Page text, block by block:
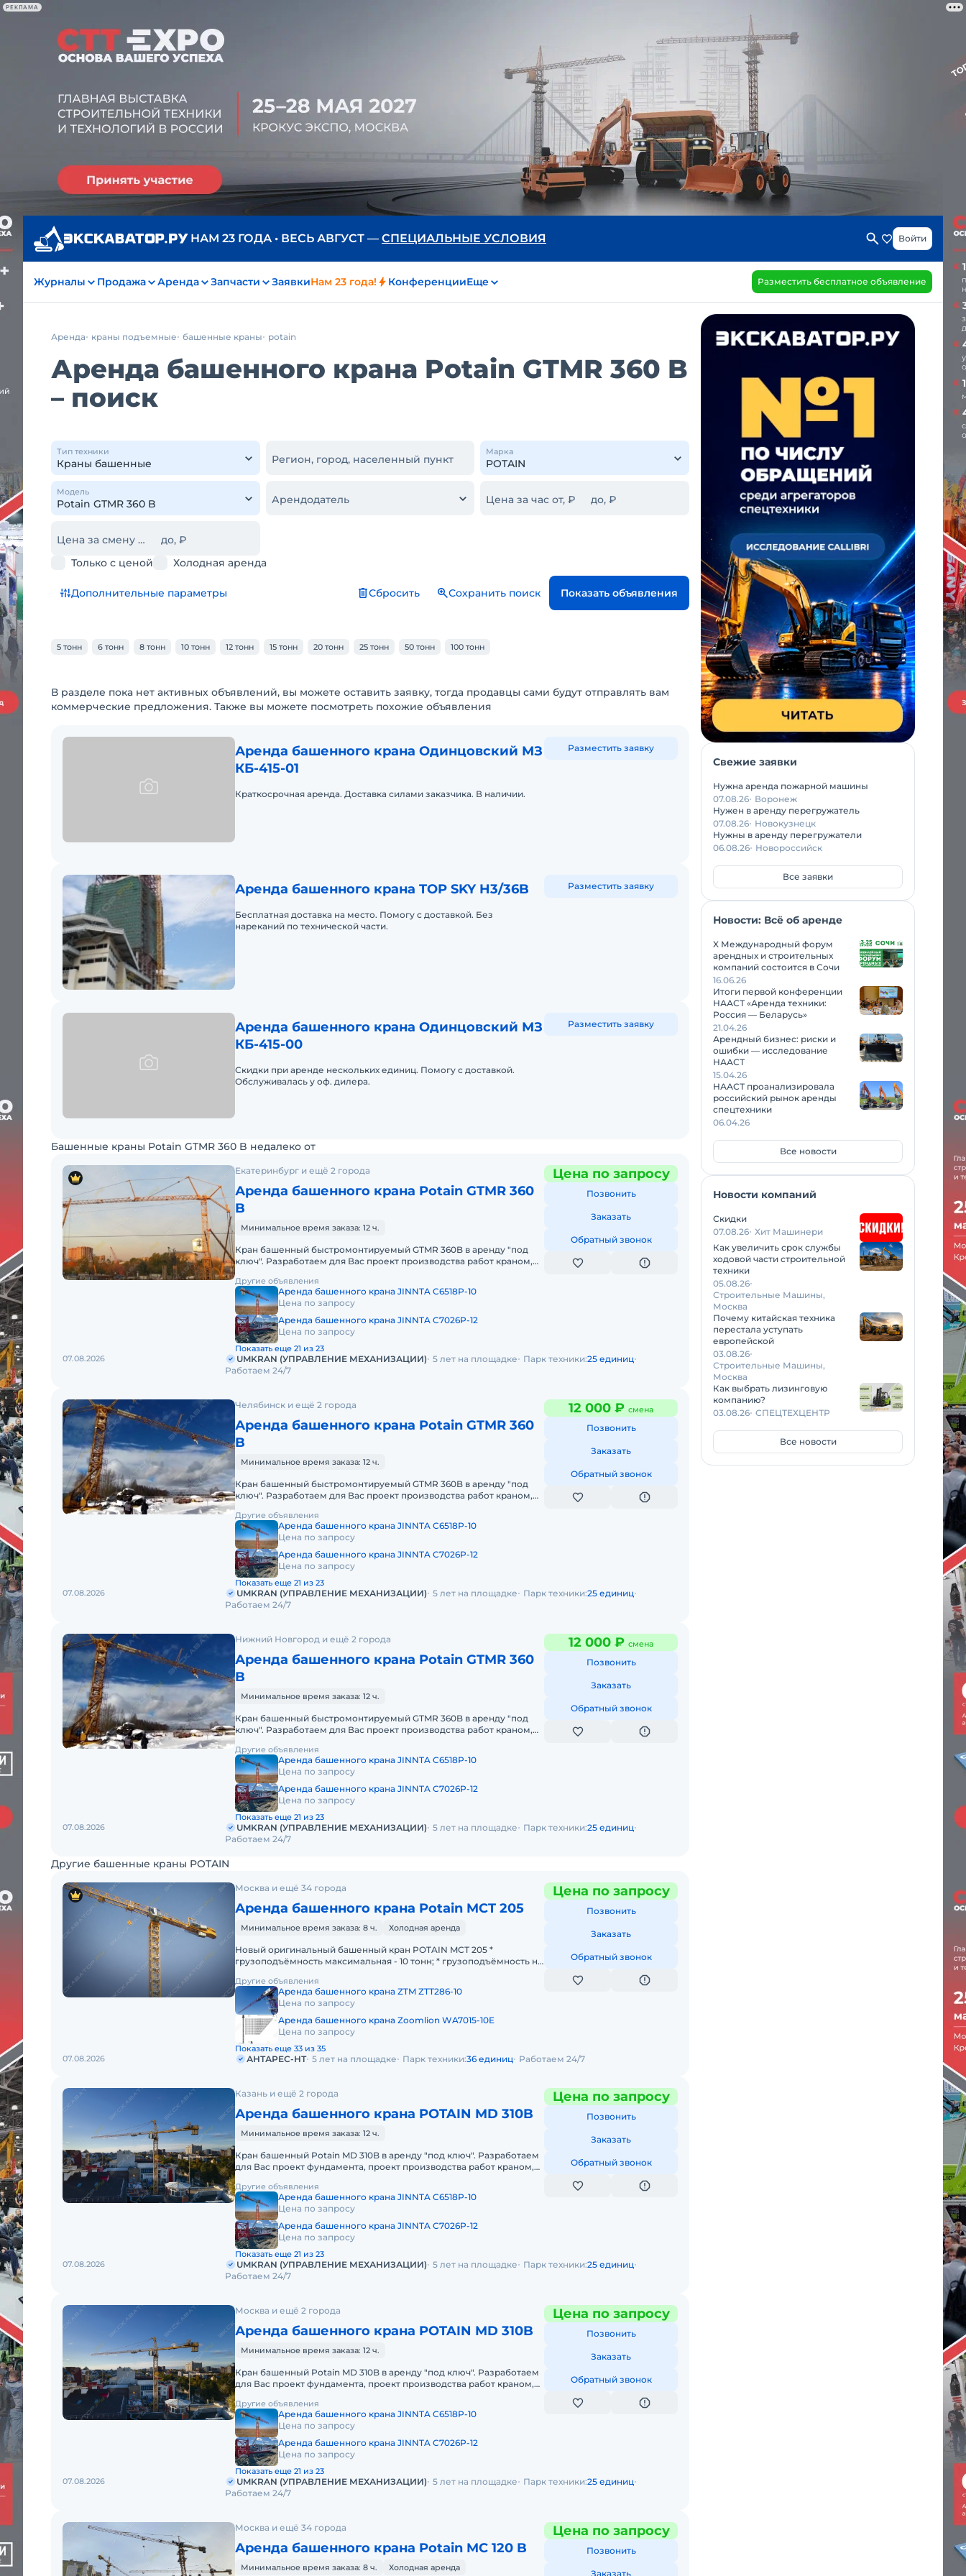
РЕКЛАМА
НАМ 23 ГОДА • ВЕСЬ АВГУСТ — СПЕЦИАЛЬНЫЕ УСЛОВИЯ Войти
Журналы Продажа Аренда Запчасти ЗаявкиНам 23 года! КонференцииЕще Разместить бесплатное объявление
Аренда краны подъемные башенные краны potain
Аренда башенного крана Potain GTMR 360 B
– поиск
Тип техники
Регион, город, населенный пункт
Марка
Модель
Арендодатель Цена за час от, ₽ до, ₽
Цена за смену от, ₽
до, ₽
Только с ценой
Холодная аренда
Дополнительные параметры Сбросить Сохранить поиск Показать объявления
5 тонн 6 тонн 8 тонн 10 тонн 12 тонн 15 тонн 20 тонн 25 тонн 50 тонн 100 тонн
В разделе пока нет активных объявлений, вы можете оставить заявку, тогда продавцы сами будут отправлять вам
коммерческие предложения. Также вы можете посмотреть похожие объявления
Аренда башенного крана Одинцовский МЗ
КБ-415-01
Краткосрочная аренда. Доставка силами заказчика. В наличии.
Разместить заявку
Аренда башенного крана TOP SKY H3/36B
Бесплатная доставка на место. Помогу с доставкой. Без
нареканий по технической части.
Разместить заявку
Аренда башенного крана Одинцовский МЗ
КБ-415-00
Скидки при аренде нескольких единиц. Помогу с доставкой.
Обслуживалась у оф. дилера.
Разместить заявку
Башенные краны Potain GTMR 360 B недалеко от
Екатеринбург и ещё 2 города
Аренда башенного крана Potain GTMR 360
B
Минимальное время заказа: 12 ч.
Кран башенный быстромонтируемый GTMR 360B в аренду "под
ключ". Разработаем для Вас проект производства работ краном,
Другие объявления
Аренда башенного крана JINNTA C6518P-10
Цена по запросу
Аренда башенного крана JINNTA C7026P-12
Цена по запросу
Показать еще 21 из 23
Цена по запросу
Позвонить
Заказать
Обратный звонок
07.08.2026 UMKRAN (УПРАВЛЕНИЕ МЕХАНИЗАЦИИ) 5 лет на площадке Парк техники:25 единиц
Работаем 24/7
Челябинск и ещё 2 города
Аренда башенного крана Potain GTMR 360
B
Минимальное время заказа: 12 ч.
Кран башенный быстромонтируемый GTMR 360B в аренду "под
ключ". Разработаем для Вас проект производства работ краном,
Другие объявления
Аренда башенного крана JINNTA C6518P-10
Цена по запросу
Аренда башенного крана JINNTA C7026P-12
Цена по запросу
Показать еще 21 из 23
12 000 ₽ смена
Позвонить
Заказать
Обратный звонок
07.08.2026 UMKRAN (УПРАВЛЕНИЕ МЕХАНИЗАЦИИ) 5 лет на площадке Парк техники:25 единиц
Работаем 24/7
Нижний Новгород и ещё 2 города
Аренда башенного крана Potain GTMR 360
B
Минимальное время заказа: 12 ч.
Кран башенный быстромонтируемый GTMR 360B в аренду "под
ключ". Разработаем для Вас проект производства работ краном,
Другие объявления
Аренда башенного крана JINNTA C6518P-10
Цена по запросу
Аренда башенного крана JINNTA C7026P-12
Цена по запросу
Показать еще 21 из 23
12 000 ₽ смена
Позвонить
Заказать
Обратный звонок
07.08.2026 UMKRAN (УПРАВЛЕНИЕ МЕХАНИЗАЦИИ) 5 лет на площадке Парк техники:25 единиц
Работаем 24/7
Другие башенные краны POTAIN
Москва и ещё 34 города
Аренда башенного крана Potain MCT 205
Минимальное время заказа: 8 ч. Холодная аренда
Новый оригинальный башенный кран POTAIN MCТ 205 *
грузоподъёмность максимальная - 10 тонн; * грузоподъёмность на
Другие объявления
Аренда башенного крана ZTM ZTT286-10
Цена по запросу
Аренда башенного крана Zoomlion WA7015-10E
Цена по запросу
Показать еще 33 из 35
Цена по запросу
Позвонить
Заказать
Обратный звонок
07.08.2026 АНТАРЕС-НТ 5 лет на площадке Парк техники:36 единиц Работаем 24/7
Казань и ещё 2 города
Аренда башенного крана POTAIN MD 310B
Минимальное время заказа: 12 ч.
Кран башенный Potain MD 310B в аренду "под ключ". Разработаем
для Вас проект фундамента, проект производства работ краном,
Другие объявления
Аренда башенного крана JINNTA C6518P-10
Цена по запросу
Аренда башенного крана JINNTA C7026P-12
Цена по запросу
Показать еще 21 из 23
Цена по запросу
Позвонить
Заказать
Обратный звонок
07.08.2026 UMKRAN (УПРАВЛЕНИЕ МЕХАНИЗАЦИИ) 5 лет на площадке Парк техники:25 единиц
Работаем 24/7
Москва и ещё 2 города
Аренда башенного крана POTAIN MD 310B
Минимальное время заказа: 12 ч.
Кран башенный Potain MD 310B в аренду "под ключ". Разработаем
для Вас проект фундамента, проект производства работ краном,
Другие объявления
Аренда башенного крана JINNTA C6518P-10
Цена по запросу
Аренда башенного крана JINNTA C7026P-12
Цена по запросу
Показать еще 21 из 23
Цена по запросу
Позвонить
Заказать
Обратный звонок
07.08.2026 UMKRAN (УПРАВЛЕНИЕ МЕХАНИЗАЦИИ) 5 лет на площадке Парк техники:25 единиц
Работаем 24/7
Москва и ещё 34 города
Аренда башенного крана Potain MC 120 B
Минимальное время заказа: 8 ч. Холодная аренда
Цена по запросу
Позвонить
Заказать
Свежие заявки
Нужна аренда пожарной машины
07.08.26 Воронеж
Нужен в аренду перегружатель
07.08.26 Новокузнецк
Нужны в аренду перегружатели
06.08.26 Новороссийск
Все заявки
Новости: Всё об аренде
X Международный форум
арендных и строительных
компаний состоится в Сочи
16.06.26
Итоги первой конференции
НААСТ «Аренда техники:
Россия — Беларусь»
21.04.26
Арендный бизнес: риски и
ошибки — исследование
НААСТ
15.04.26
НААСТ проанализировала
российский рынок аренды
спецтехники
06.04.26
Все новости
Новости компаний
Скидки
07.08.26 Хит Машинери
Как увеличить срок службы
ходовой части строительной
техники
05.08.26
Строительные Машины,
Москва
Почему китайская техника
перестала уступать
европейской
03.08.26
Строительные Машины,
Москва
Как выбрать лизинговую
компанию?
03.08.26 СПЕЦТЕХЦЕНТР
Все новости